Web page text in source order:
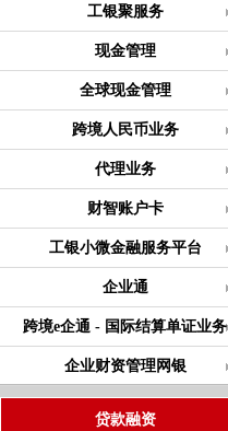
工银聚服务
现金管理
全球现金管理
跨境人民币业务
代理业务
财智账户卡
工银小微金融服务平台
企业通
跨境e企通 - 国际结算单证业务
企业财资管理网银
贷款融资